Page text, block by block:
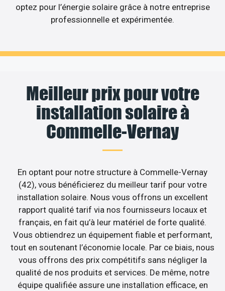
optez pour l’énergie solaire grâce à notre entreprise
professionnelle et expérimentée.
Meilleur prix pour votre
installation solaire à
Commelle-Vernay
En optant pour notre structure à Commelle-Vernay
(42), vous bénéficierez du meilleur tarif pour votre
installation solaire. Nous vous offrons un excellent
rapport qualité tarif via nos fournisseurs locaux et
français, en fait qu’à leur matériel de forte qualité.
Vous obtiendrez un équipement fiable et performant,
tout en soutenant l’économie locale. Par ce biais, nous
vous offrons des prix compétitifs sans négliger la
qualité de nos produits et services. De même, notre
équipe qualifiée assure une installation efficace, en